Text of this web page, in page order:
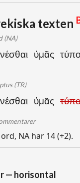
texten
(NA)
ὑμᾶς
(TR)
ὑμᾶς
NA har 14 (+2).
— horisontal